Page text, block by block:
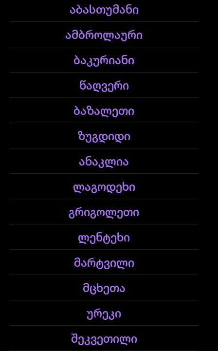
აბასთუმანი
ამბროლაური
ბაკურიანი
წაღვერი
ბაზალეთი
ზუგდიდი
ანაკლია
ლაგოდეხი
გრიგოლეთი
ლენტეხი
მარტვილი
მცხეთა
ურეკი
შეკვეთილი